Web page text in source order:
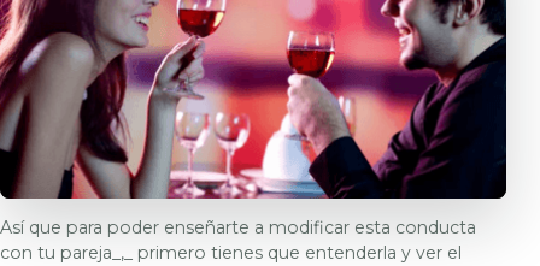
Así que para poder enseñarte a modificar esta conducta
con tu pareja_,_ primero tienes que entenderla y ver el